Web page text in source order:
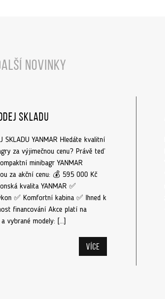
novinky
skladu
SKLADU YANMAR Hledáte kvalitní
za výjimečnou cenu? Právě teď
minibagr YANMAR
za akční cenu: 💰 595 000 Kč
kvalita YANMAR ✅
✅ Komfortní kabina ✅ Ihned k
financování Akce platí na
vybrané modely: […]
Více